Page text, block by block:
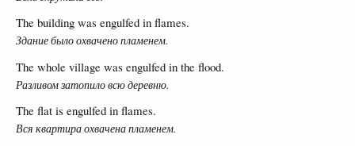
The building was engulfed in flames.
Здание было охвачено пламенем.
The whole village was engulfed in the flood.
Разливом затопило всю деревню.
The flat is engulfed in flames.
Вся квартира охвачена пламенем.